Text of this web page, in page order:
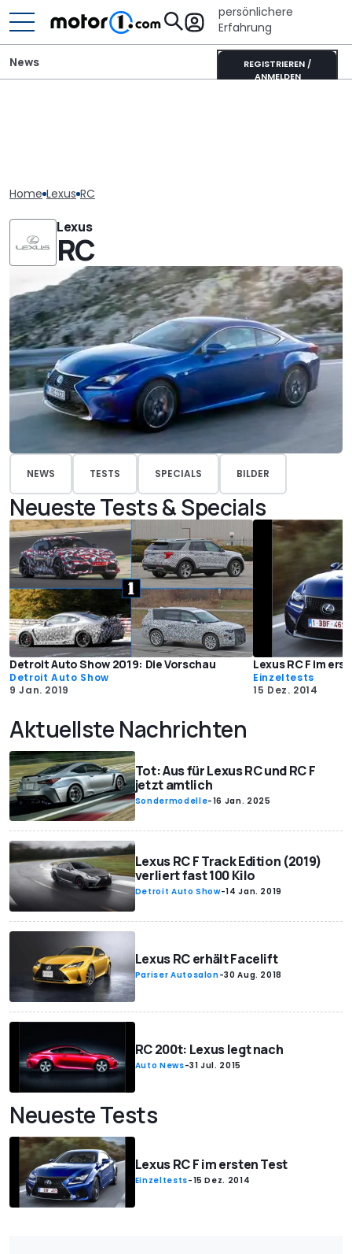
persönlichere
Erfahrung
REGISTRIEREN /
ANMELDEN
News
Home Lexus RC
Lexus
RC
NEWS TESTS SPECIALS BILDER
Neueste Tests & Specials
Detroit Auto Show 2019: Die Vorschau
Detroit Auto Show
9 Jan. 2019
Lexus RC F im
Einzeltests
15 Dez. 2014
Aktuellste Nachrichten
Tot: Aus für Lexus RC und RC F
jetzt amtlich
Sondermodelle-16 Jan. 2025
Lexus RC F Track Edition (2019)
verliert fast 100 Kilo
Detroit Auto Show-14 Jan. 2019
Lexus RC erhält Facelift
Pariser Autosalon-30 Aug. 2018
RC 200t: Lexus legt nach
Auto News-31 Jul. 2015
Neueste Tests
Lexus RC F im ersten Test
Einzeltests-15 Dez. 2014